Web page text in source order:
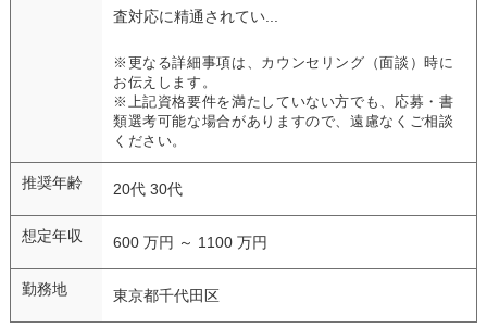
査対応に精通されてい...
※更なる詳細事項は、カウンセリング（面談）時に
お伝えします。
※上記資格要件を満たしていない方でも、応募・書
類選考可能な場合がありますので、遠慮なくご相談
ください。
推奨年齢 20代 30代
想定年収 600 万円 ～ 1100 万円
勤務地 東京都千代田区